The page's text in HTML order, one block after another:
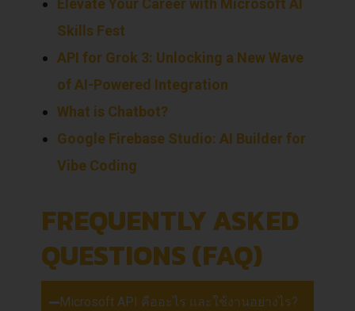
Elevate Your Career with Microsoft AI
Skills Fest
API for Grok 3: Unlocking a New Wave
of AI-Powered Integration
What is Chatbot?
Google Firebase Studio: AI Builder for
Vibe Coding
FREQUENTLY ASKED
QUESTIONS (FAQ)
Microsoft API คืออะไร และใช้งานอย่างไร?